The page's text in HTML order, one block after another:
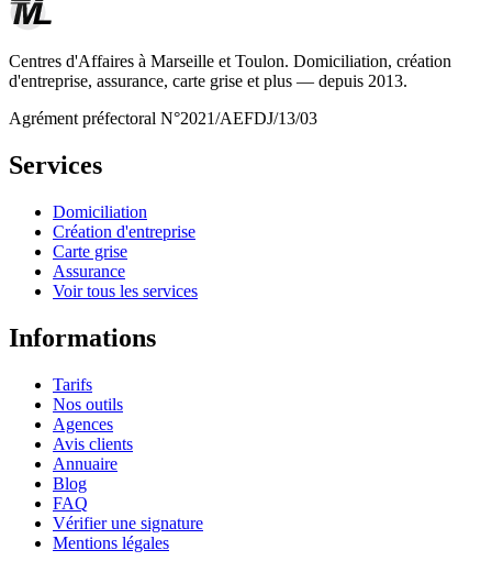
Centres d'Affaires à Marseille et Toulon. Domiciliation, création
d'entreprise, assurance, carte grise et plus — depuis 2013.
Agrément préfectoral N°2021/AEFDJ/13/03
Services
Domiciliation
Création d'entreprise
Carte grise
Assurance
Voir tous les services
Informations
Tarifs
Nos outils
Agences
Avis clients
Annuaire
Blog
FAQ
Vérifier une signature
Mentions légales